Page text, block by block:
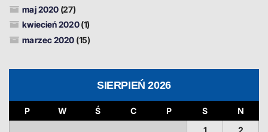
maj 2020 (27)
kwiecień 2020(1)
marzec 2020 (15)
SIERPIEŃ 2026
P W Ś C P S
N
1
2